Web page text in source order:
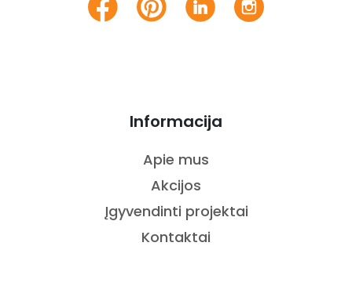
Informacija
Apie mus
Akcijos
Įgyvendinti projektai
Kontaktai